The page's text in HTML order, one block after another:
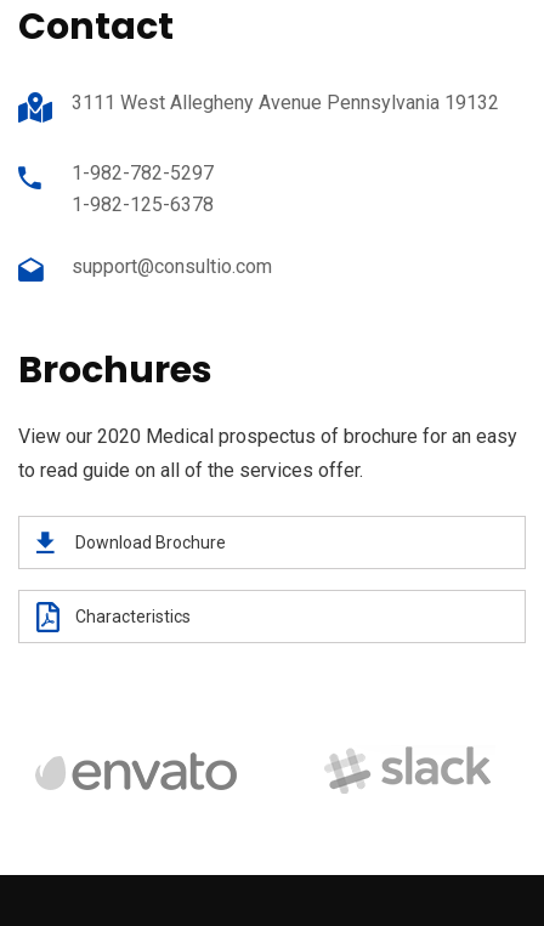
Contact
3111 West Allegheny Avenue Pennsylvania 19132
1-982-782-5297
1-982-125-6378
support@consultio.com
Brochures
View our 2020 Medical prospectus of brochure for an easy
to read guide on all of the services offer.
Download Brochure
Characteristics